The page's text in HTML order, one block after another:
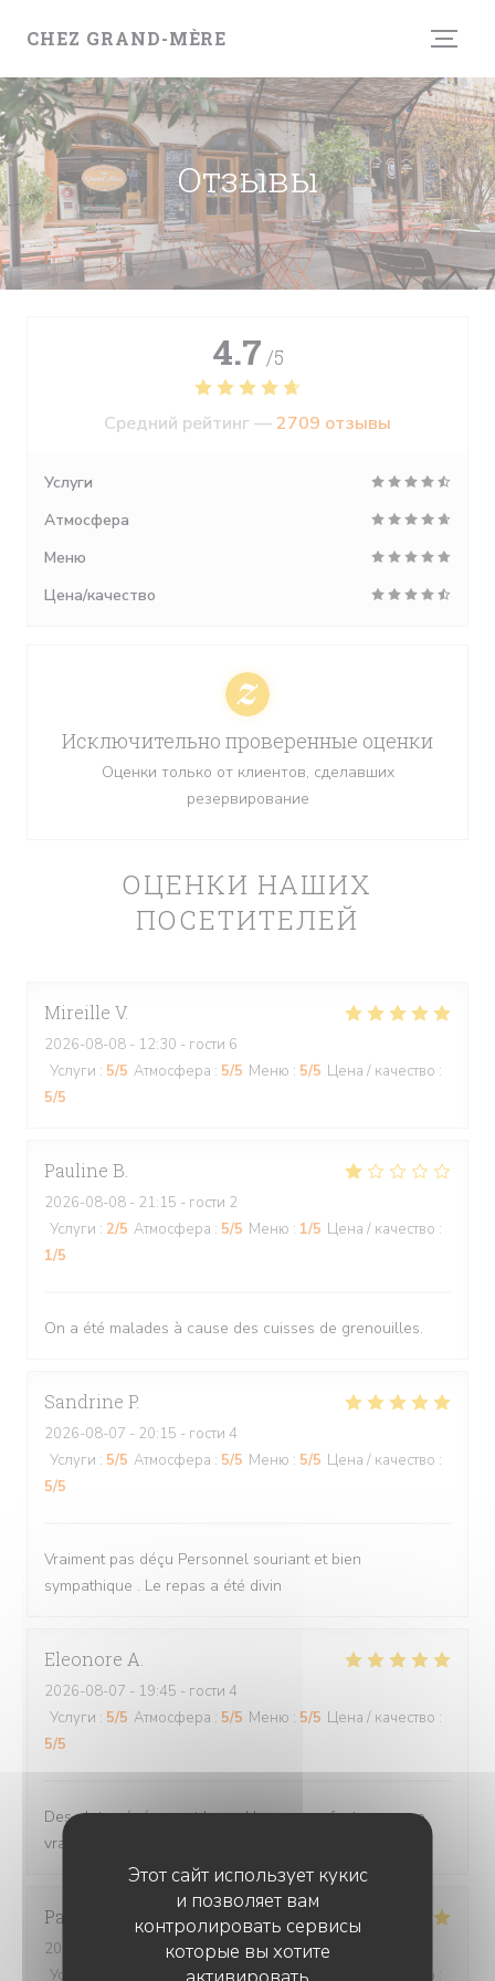
Этот сайт использует кукис
и позволяет вам
контролировать сервисы
которые вы хотите
CHEZ GRAND-MÈRE
Отзывы
ОЦЕНКИ НАШИХ
ПОСЕТИТЕЛЕЙ
Mireille V
2026-08-08 - 12:30 - гости 6
Услуги : 5/5 Атмосфера : 5/5 Меню : 5/5 Цена / качество :
5/5
Pauline B
2026-08-08 - 21:15 - гости 2
Услуги : 2/5 Атмосфера : 5/5 Меню : 1/5 Цена / качество :
1/5
On a été malades à cause des cuisses de grenouilles.
Sandrine P
2026-08-07 - 20:15 - гости 4
Услуги : 5/5 Атмосфера : 5/5 Меню : 5/5 Цена / качество :
5/5
Vraiment pas déçu Personnel souriant et bien
sympathique . Le repas a été divin
Eleonore A
2026-08-07 - 19:45 - гости 4
Услуги : 5/5 Атмосфера : 5/5 Меню : 5/5 Цена / качество :
5/5
Des plats généreux et bons. Un menu enfant avec une
vraie recette. Et la gentillesse des serveurs. Top
Pascal
2026-08-01
- 19:45 - гости 2
Услуги
Атмосфера:5/5 Меню: 5 Цена / качество :
4.7 /5
Средний рейтинг —2709 отзывы
Услуги
Атмосфера
Меню
Цена/качество
Исключительно проверенные оценки
Оценки только от клиентов, сделавших
резервирование